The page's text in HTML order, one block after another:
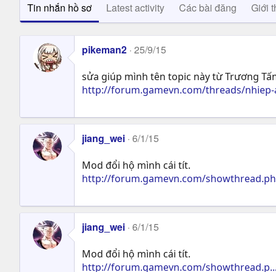
Tin nhắn hồ sơ Latest activity Các bài đăng Giới
pikeman2 25/9/15
sửa giúp mình tên topic này từ Trương
http://forum.gamevn.com/threads/nhiep-
jiang_wei 6/1/15
Mod đổi hộ mình cái tít.
http://forum.gamevn.com/
jiang_wei 6/1/15
Mod đổi hộ mình cái tít.
http://forum.gamevn.com/